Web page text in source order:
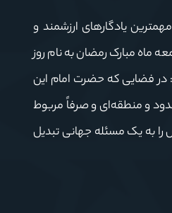
یادگارهای ارزشمند و
ماه مبارک رمضان به نام روز
فضایی که حضرت امام این
و منطقه‌ای و صرفاً مربوط
را به یک مسئله جهانی تبدیل